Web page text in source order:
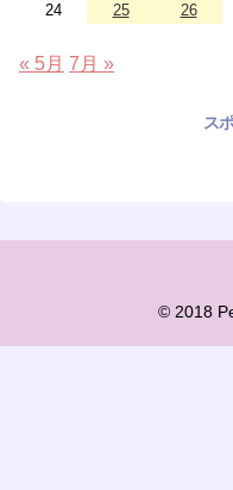
24
25 26
« 5月 7月 »
ス
© 2018